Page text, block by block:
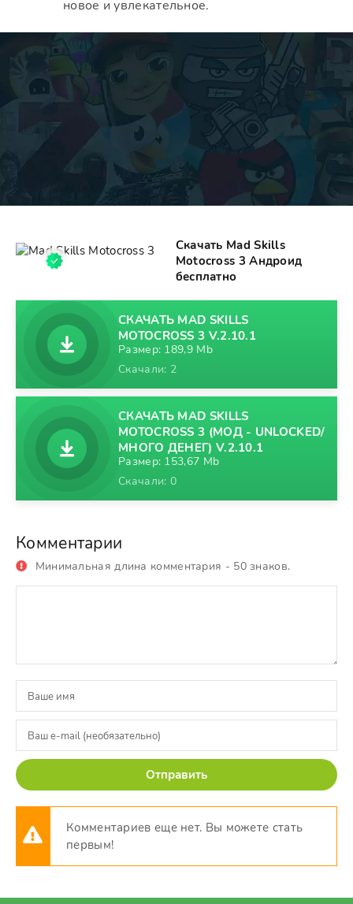
новое и увлекательное.
Скачать Mad Skills
Motocross 3 Андроид
бесплатно
СКАЧАТЬ MAD SKILLS
MOTOCROSS 3 V.2.10.1
Размер: 189,9 Mb
Скачали: 2
СКАЧАТЬ MAD SKILLS
MOTOCROSS 3 (МОД - UNLOCKED/
МНОГО ДЕНЕГ) V.2.10.1
Размер: 153,67 Mb
Скачали: 0
Комментарии
Минимальная длина комментария - 50 знаков.
Отправить
Комментариев еще нет. Вы можете стать
первым!